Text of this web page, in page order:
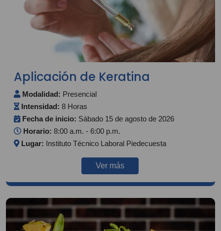
Aplicación de Keratina
Modalidad: Presencial
Intensidad: 8 Horas
Fecha de inicio: Sábado 15 de agosto de 2026
Horario: 8:00 a.m. - 6:00 p.m.
Lugar: Instituto Técnico Laboral Piedecuesta
Ver más